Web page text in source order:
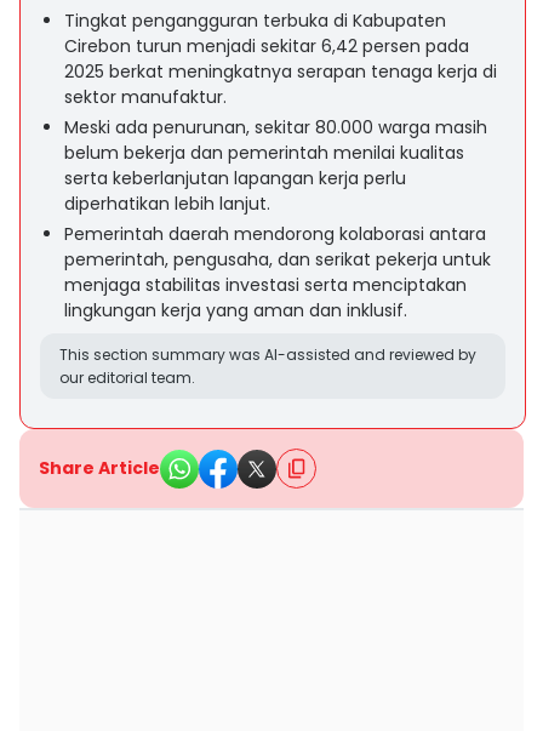
Tingkat pengangguran terbuka di Kabupaten
Cirebon turun menjadi sekitar 6,42 persen pada
2025 berkat meningkatnya serapan tenaga kerja di
sektor manufaktur.
Meski ada penurunan, sekitar 80.000 warga masih
belum bekerja dan pemerintah menilai kualitas
serta keberlanjutan lapangan kerja perlu
diperhatikan lebih lanjut.
Pemerintah daerah mendorong kolaborasi antara
pemerintah, pengusaha, dan serikat pekerja untuk
menjaga stabilitas investasi serta menciptakan
lingkungan kerja yang aman dan inklusif.
This section summary was AI-assisted and reviewed by
our editorial team.
Share Article